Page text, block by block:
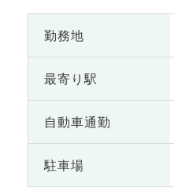
勤務地
最寄り駅
自動車通勤
駐車場